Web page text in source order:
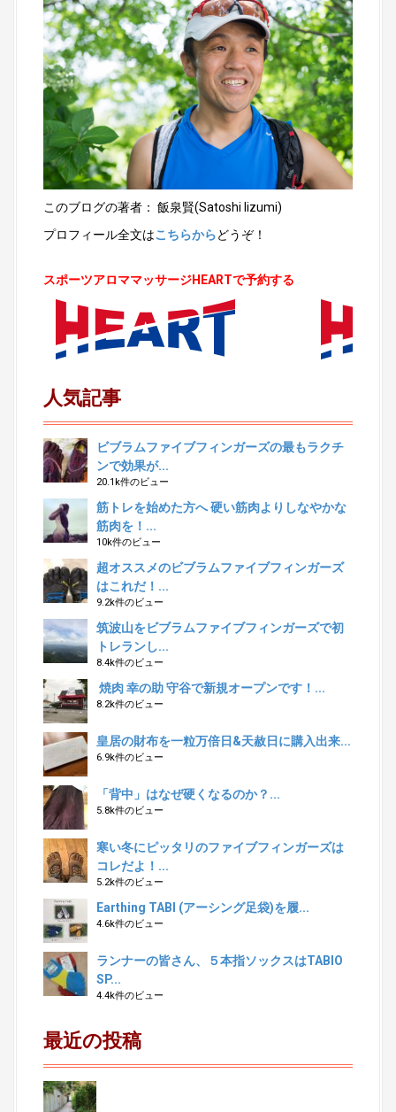
このブログの著者： 飯泉賢(Satoshi Iizumi)
プロフィール全文はこちらからどうぞ！
スポーツアロママッサージHEARTで予約する
人気記事
ビブラムファイブフィンガーズの最もラクチ
ンで効果が...
20.1k件のビュー
筋トレを始めた方へ 硬い筋肉よりしなやかな
筋肉を！...
10k件のビュー
超オススメのビブラムファイブフィンガーズ
はこれだ！...
9.2k件のビュー
筑波山をビブラムファイブフィンガーズで初
トレランし...
8.4k件のビュー
焼肉 幸の助 守谷で新規オープンです！...
8.2k件のビュー
皇居の財布を一粒万倍日&天赦日に購入出来...
6.9k件のビュー
「背中」はなぜ硬くなるのか？...
5.8k件のビュー
寒い冬にピッタリのファイブフィンガーズは
コレだよ！...
5.2k件のビュー
Earthing TABI (アーシング足袋)を履...
4.6k件のビュー
ランナーの皆さん、５本指ソックスはTABIO
SP...
4.4k件のビュー
最近の投稿